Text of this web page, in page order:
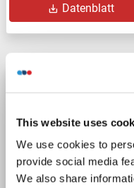
This website uses
We use cookies to
provide social media
We also share
Datenblatt
WB, IHC, IF, ICC, FACS
unconjugated
12 Abbildungen